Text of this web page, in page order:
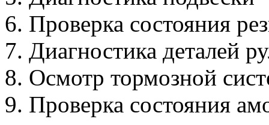
6. Проверка состояния
7. Диагностика деталей
8. Осмотр тормозной
9. Проверка состояния